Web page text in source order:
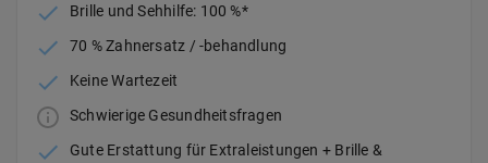
Brille und Sehhilfe: 100 %*
70 % Zahnersatz / -behandlung
Keine Wartezeit
Schwierige Gesundheitsfragen
Gute Erstattung für Extraleistungen + Brille &